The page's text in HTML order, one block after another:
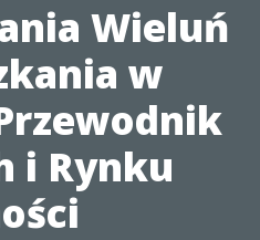
Wieluń
w
i Rynku